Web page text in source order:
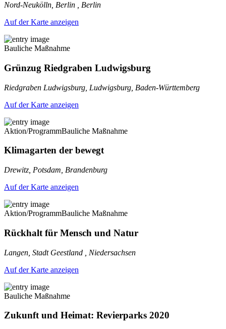
Nord-Neukölln, Berlin , Berlin
Auf der Karte anzeigen
Bauliche Maßnahme
Grünzug Riedgraben Ludwigsburg
Riedgraben Ludwigsburg, Ludwigsburg, Baden-Württemberg
Auf der Karte anzeigen
Aktion/ProgrammBauliche Maßnahme
Klimagarten der bewegt
Drewitz, Potsdam, Brandenburg
Auf der Karte anzeigen
Aktion/ProgrammBauliche Maßnahme
Rückhalt für Mensch und Natur
Langen, Stadt Geestland , Niedersachsen
Auf der Karte anzeigen
Bauliche Maßnahme
Zukunft und Heimat: Revierparks 2020